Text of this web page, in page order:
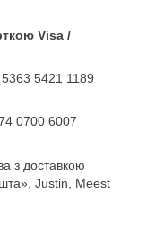
Visa /
5363 5421 1189
0700 6007
з доставкою
Justin, Meest